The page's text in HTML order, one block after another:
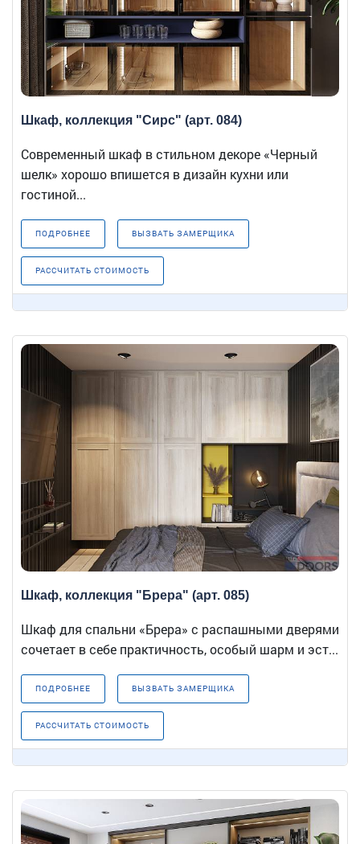
Шкаф, коллекция "Сирс" (арт. 084)
Современный шкаф в стильном декоре «Черный
шелк» хорошо впишется в дизайн кухни или
гостиной...
ПОДРОБНЕЕ ВЫЗВАТЬ ЗАМЕРЩИКА
РАССЧИТАТЬ СТОИМОСТЬ
Шкаф, коллекция "Брера" (арт. 085)
Шкаф для спальни «Брера» с распашными дверями
сочетает в себе практичность, особый шарм и эст...
ПОДРОБНЕЕ ВЫЗВАТЬ ЗАМЕРЩИКА
РАССЧИТАТЬ СТОИМОСТЬ